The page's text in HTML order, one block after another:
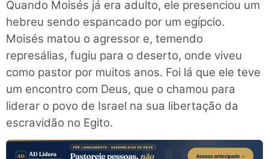
Quando Moisés já era adulto, ele presenciou um
hebreu sendo espancado por um egípcio.
Moisés matou o agressor e, temendo
represálias, fugiu para o deserto, onde viveu
como pastor por muitos anos. Foi lá que ele teve
um encontro com Deus, que o chamou para
liderar o povo de Israel na sua libertação da
escravidão no Egito.